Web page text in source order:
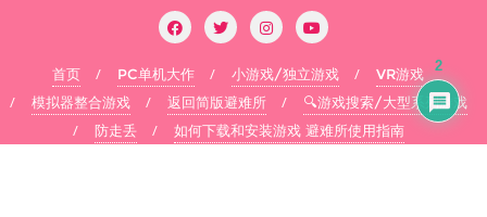
首页 PC单机大作 小游戏/独立游戏
VR游戏
模拟器整合游戏
返回简版避难所
🔍游戏搜索/大型系列游戏
防走丢
如何下载和安装游戏 避难所使用指南
2